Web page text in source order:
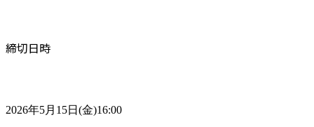
締切日時
2026年5月15日(金)16:00